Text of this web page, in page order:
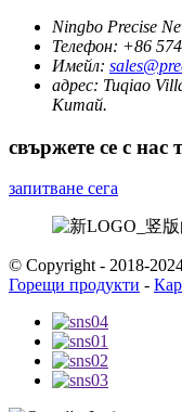
Ningbo Precise
Телефон: +86
Имейл:
адрес: Tuqiao
Китай.
свържете се с нас
запитване сега
© Copyright - 2018-
Горещи продукти -